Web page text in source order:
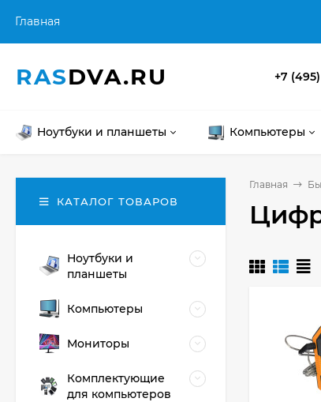
Главная
RASDVA.RU +7
Ноутбуки и планшеты Компьютеры
Главная
КАТАЛОГ ТОВАРОВ
Ноутбуки и
планшеты
Компьютеры
Мониторы
Комплектующие
для компьютеров